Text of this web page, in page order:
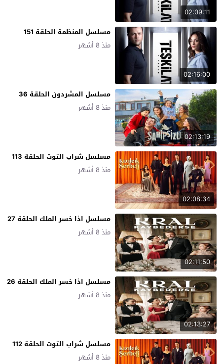
02:09:11
02:16:00
مسلسل المنظمة الحلقة 151
منذ 8 أشهر
02:13:19
مسلسل المشردون الحلقة 36
منذ 8 أشهر
02:08:34
مسلسل شراب التوت الحلقة 113
منذ 8 أشهر
02:11:50
مسلسل اذا خسر الملك الحلقة 27
منذ 8 أشهر
02:13:27
مسلسل اذا خسر الملك الحلقة 26
منذ 8 أشهر
مسلسل شراب التوت الحلقة 112
منذ 8 أشهر